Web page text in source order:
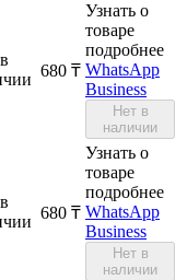
‍680‍ ₸
Узнать о
товаре
подробнее
WhatsApp
Business
Нет в
наличии
‍680‍ ₸
Узнать о
товаре
подробнее
WhatsApp
Business
Нет в
наличии